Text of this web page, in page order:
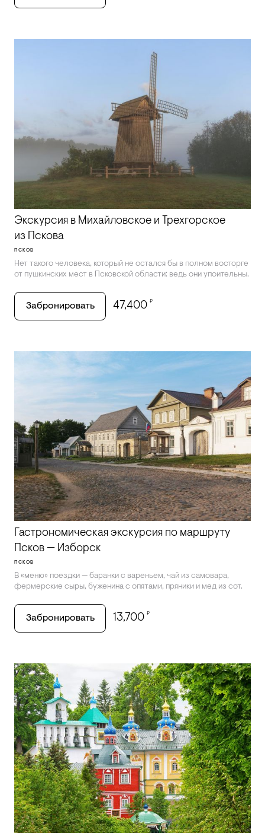
Экскурсия в Михайловское и Трехгорское
из Пскова
ПСКОВ
Нет такого человека, который не остался бы в полном восторге
от пушкинских мест в Псковской области: ведь они упоительны.
Забронировать 47,400 ₽
Гастрономическая экскурсия по маршруту
Псков — Изборск
ПСКОВ
В «‎меню» поездки — баранки с вареньем, чай из самовара,
фермерские сыры, буженина с опятами, пряники и мед из сот.
Забронировать 13,700 ₽